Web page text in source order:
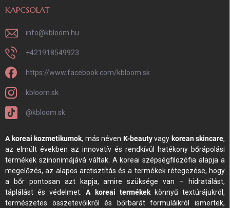
KAPCSOLAT
info@kbloom.hu
+421918549923
https://www.facebook.com/kbloom.sk
kbloom.sk
@kbloom.sk
A koreai kozmetikumok, más néven K-beautyvagy korean skincare,
az elmúlt években az innovatív és rendkívül hatékony bőrápolási
termékek szinonimájává váltak. A koreai szépségfilozófia alapja a
megelőzés, az alapos arctisztítás és a termékek rétegezése, hogy
a bőr pontosan azt kapja, amire szüksége van – hidratálást,
táplálást és védelmet.A koreai termékekkönnyű textúrájukról,
természetes összetevőikről és bőrbarát formuláikról ismertek,